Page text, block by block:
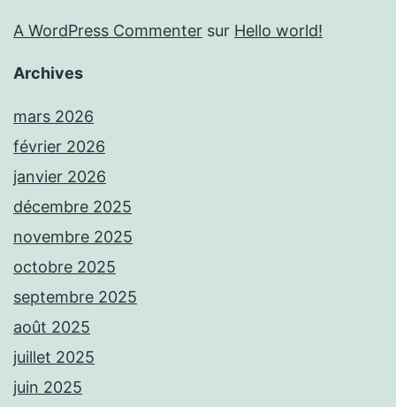
A WordPress Commenter sur Hello world!
Archives
mars 2026
février 2026
janvier 2026
décembre 2025
novembre 2025
octobre 2025
septembre 2025
août 2025
juillet 2025
juin 2025